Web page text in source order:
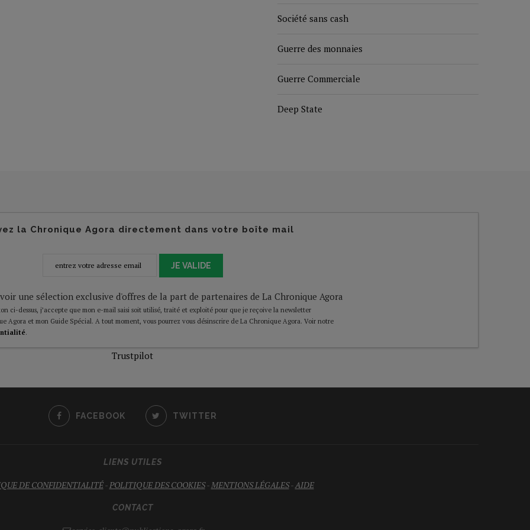
Société sans cash
Guerre des monnaies
Guerre Commerciale
Deep State
la Chronique Agora directement dans votre boîte mail
JE VALIDE
une sélection exclusive d'offres de la part de partenaires de La Chronique Agora
ci-dessus, j’accepte que mon e-mail saisi soit utilisé, traité et exploité pour que je reçoive la newsletter
Agora et mon Guide Spécial. A tout moment, vous pourrez vous désinscrire de La Chronique Agora. Voir notre
.
Trustpilot
FACEBOOK TWITTER
LIENS UTILES
DE CONFIDENTIALITÉ-POLITIQUE DES COOKIES-MENTIONS LÉGALES-AIDE
CONTACT